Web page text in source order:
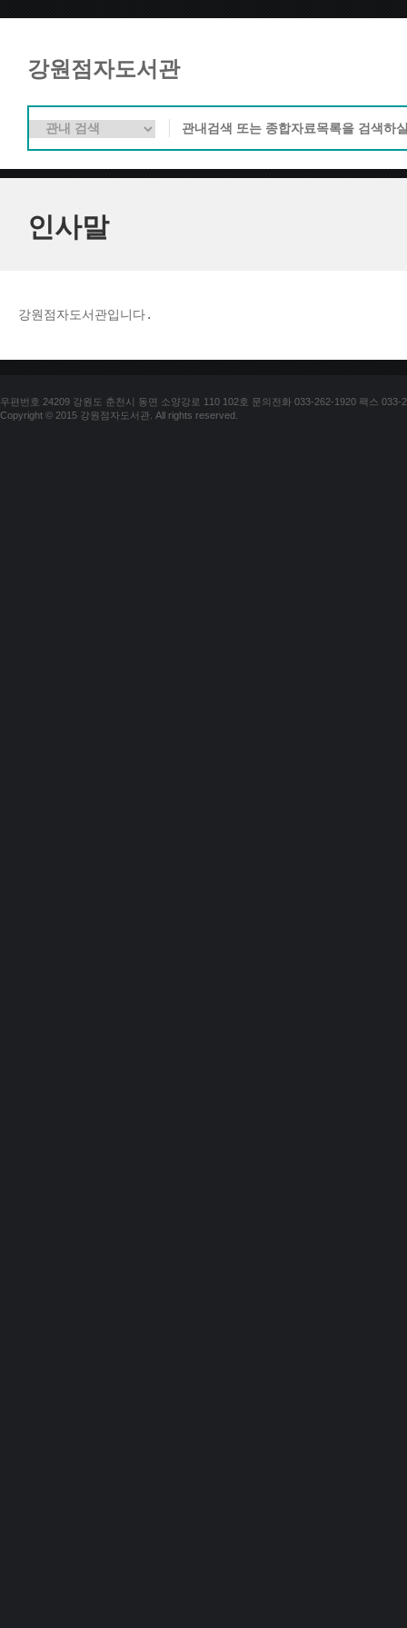
강원점자도서관
인사말
강원점자도서관입니다.
우편번호 24209 강원도 춘천시 동면 소양강로 110 102호 문의전화 033-262-1920 팩스 033-
Copyright © 2015 강원점자도서관. All rights reserved.